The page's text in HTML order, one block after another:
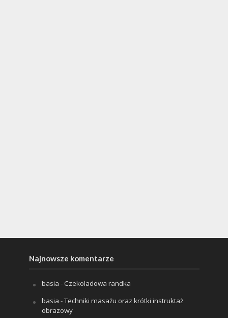
Najnowsze komentarze
basia -Czekoladowa randka
basia -Techniki masażu oraz krótki instruktaż
obrazowy